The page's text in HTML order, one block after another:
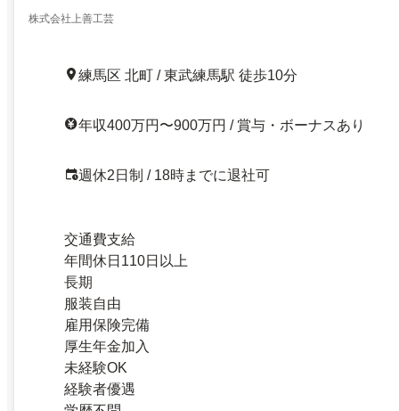
株式会社上善工芸
練馬区 北町 / 東武練馬駅 徒歩10分
年収400万円〜900万円 / 賞与・ボーナスあり
週休2日制 / 18時までに退社可
交通費支給
年間休日110日以上
長期
服装自由
雇用保険完備
厚生年金加入
未経験OK
経験者優遇